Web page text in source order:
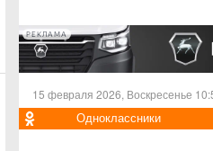
РЕКЛАМА
15 февраля 2026, Воскресенье
Одноклассники